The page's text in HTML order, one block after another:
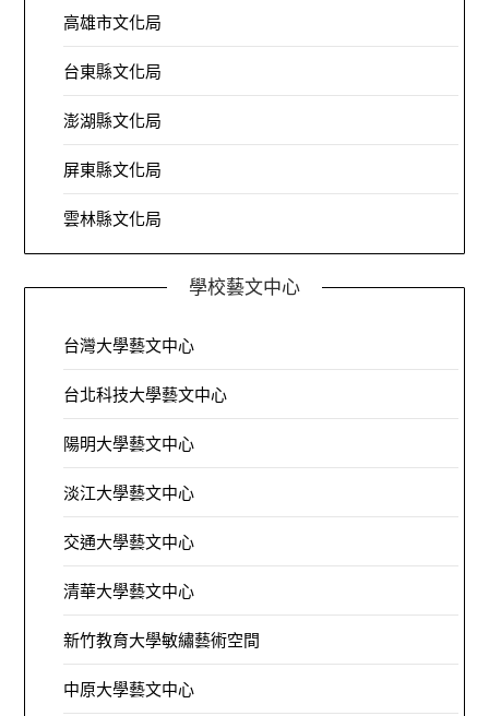
高雄市文化局
台東縣文化局
澎湖縣文化局
屏東縣文化局
雲林縣文化局
學校藝文中心
台灣大學藝文中心
台北科技大學藝文中心
陽明大學藝文中心
淡江大學藝文中心
交通大學藝文中心
清華大學藝文中心
新竹教育大學敏繡藝術空間
中原大學藝文中心